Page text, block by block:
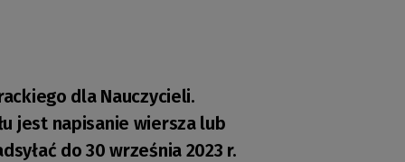
dla Nauczycieli.
jest napisanie wiersza lub
do 30 września 2023 r.